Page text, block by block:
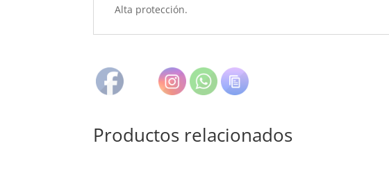
Alta protección.
Productos relacionados